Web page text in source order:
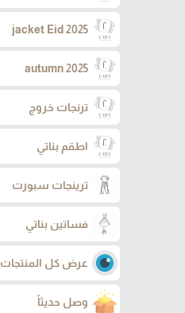
jacket Eid 2025
autumn 2025
ترنجات خروج
اطقم بناتي
ترينجات سبورت
فساتين بناتي
عرض كل المنتجات
وصل حديثاً